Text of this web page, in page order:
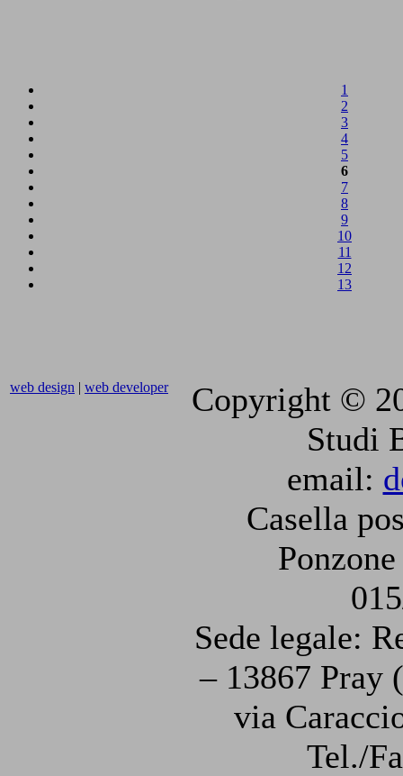
1
2
3
4
5
6
7
8
9
10
11
12
13
web design | web developer
Copyright ©
Studi
email:
Casella
Sede legale:
– 13867 Pray
via
Tel./